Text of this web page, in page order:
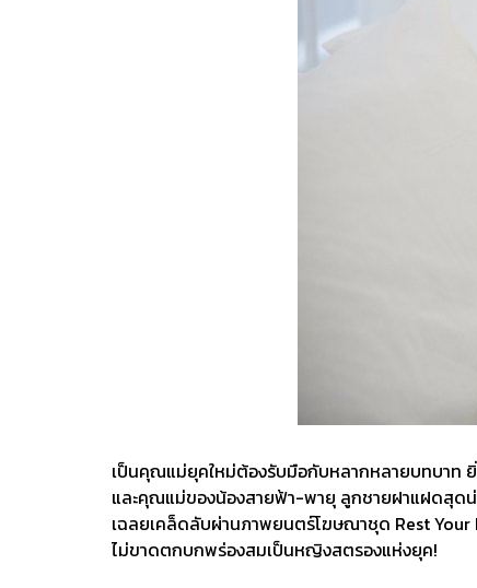
เป็นคุณแม่ยุคใหม่ต้องรับมือกับหลากหลายบทบาท
และคุณแม่ของน้องสายฟ้า-พายุ ลูกชายฝาแฝดสุด
เฉลยเคล็ดลับผ่านภาพยนตร์โฆษณาชุด Rest Your
ไม่ขาดตกบกพร่องสมเป็นหญิงสตรองแห่งยุค!